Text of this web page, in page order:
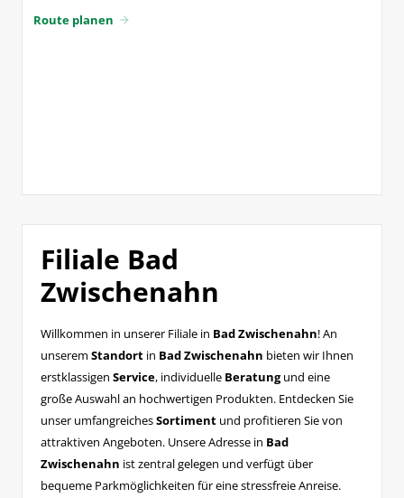
Route planen arrow_forward
Filiale Bad
Zwischenahn
Willkommen in unserer Filiale in Bad Zwischenahn! An
unserem Standort in Bad Zwischenahn bieten wir Ihnen
erstklassigen Service, individuelle Beratungund eine
große Auswahl an hochwertigen Produkten. Entdecken Sie
unser umfangreichesSortiment und profitieren Sie von
attraktiven Angeboten. Unsere Adresse in Bad
Zwischenahn ist zentral gelegen und verfügt über
bequeme Parkmöglichkeiten für eine stressfreie Anreise.